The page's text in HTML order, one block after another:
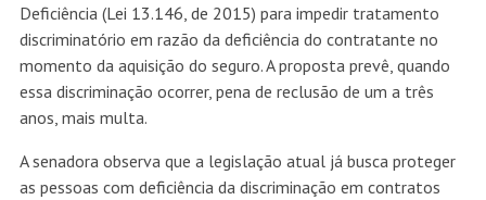
Deficiência (Lei 13.146, de 2015) para impedir tratamento
discriminatório em razão da deficiência do contratante no
momento da aquisição do seguro. A proposta prevê, quando
essa discriminação ocorrer, pena de reclusão de um a três
anos, mais multa.
A senadora observa que a legislação atual já busca proteger
as pessoas com deficiência da discriminação em contratos